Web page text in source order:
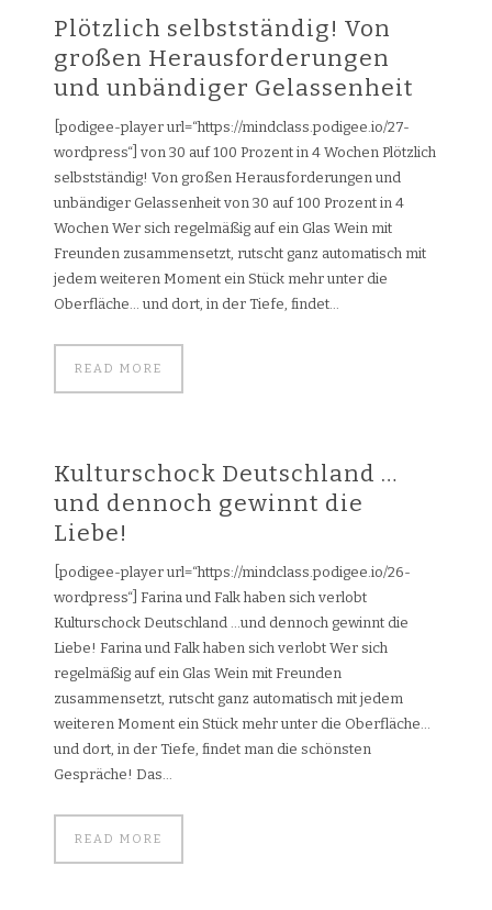
Plötzlich selbstständig! Von
großen Herausforderungen
und unbändiger Gelassenheit
[podigee-player url=“https://mindclass.podigee.io/27-
wordpress“] von 30 auf 100 Prozent in 4 Wochen Plötzlich
selbstständig! Von großen Herausforderungen und
unbändiger Gelassenheit von 30 auf 100 Prozent in 4
Wochen Wer sich regelmäßig auf ein Glas Wein mit
Freunden zusammensetzt, rutscht ganz automatisch mit
jedem weiteren Moment ein Stück mehr unter die
Oberfläche… und dort, in der Tiefe, findet...
READ MORE
Kulturschock Deutschland …
und dennoch gewinnt die
Liebe!
[podigee-player url=“https://mindclass.podigee.io/26-
wordpress“] Farina und Falk haben sich verlobt
Kulturschock Deutschland …und dennoch gewinnt die
Liebe! Farina und Falk haben sich verlobt Wer sich
regelmäßig auf ein Glas Wein mit Freunden
zusammensetzt, rutscht ganz automatisch mit jedem
weiteren Moment ein Stück mehr unter die Oberfläche…
und dort, in der Tiefe, findet man die schönsten
Gespräche! Das...
READ MORE